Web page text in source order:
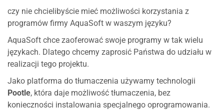
czy nie chcielibyście mieć możliwości korzystania z
programów firmy AquaSoft w waszym języku?
AquaSoft chce zaoferować swoje programy w tak wielu
językach. Dlatego chcemy zaprosić Państwa do udziału w
realizacji tego projektu.
Jako platforma do tłumaczenia używamy technologii
Pootle, która daje możliwość tłumaczenia, bez
konieczności instalowania specjalnego oprogramowania.